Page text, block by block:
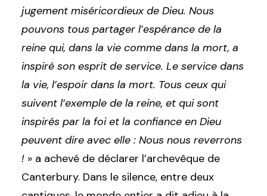
jugement miséricordieux de Dieu. Nous
pouvons tous partager l’espérance de la
reine qui, dans la vie comme dans la mort, a
inspiré son esprit de service. Le service dans
la vie, l’espoir dans la mort. Tous ceux qui
suivent l’exemple de la reine, et qui sont
inspirés par la foi et la confiance en Dieu
peuvent dire avec elle : Nous nous reverrons
! » a achevé de déclarer l’archevêque de
Canterbury. Dans le silence, entre deux